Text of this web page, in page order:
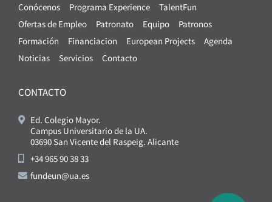
Conócenos Programa Experience
TalentFun
Ofertas de Empleo
Patronato Equipo
Patronos
Formación
Financiacion European Projects
Agenda
Noticias
Servicios Contacto
CONTACTO
Ed. Colegio Mayor.
Campus Universitario de la UA.
03690 San Vicente del Raspeig. Alicante
+34 965 90 38 33
fundeun@ua.es